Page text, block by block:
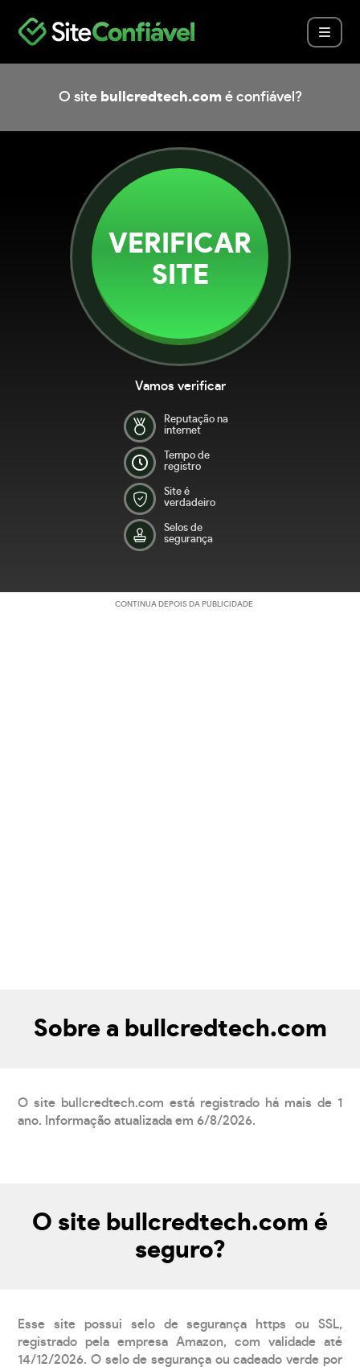
O site bullcredtech.com é confiável?
VERIFICAR
SITE
Vamos verificar
Reputação na
internet
Tempo de
registro
Site é
verdadeiro
Selos de
segurança
CONTINUA DEPOIS DA PUBLICIDADE
Sobre a bullcredtech.com
O site bullcredtech.com está registrado há mais de 1
ano. Informação atualizada em 6/8/2026.
O site bullcredtech.com é
seguro?
Esse site possui selo de segurança https ou SSL,
registrado pela empresa Amazon, com validade até
14/12/2026. O selo de segurança ou cadeado verde por